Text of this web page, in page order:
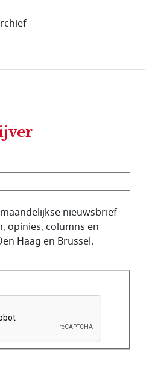
nieuwsbrief
opinies, columns en
Haag en Brussel.
controleren dat u een mens